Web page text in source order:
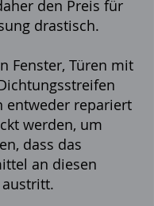
den Preis für
drastisch.
Fenster, Türen mit
entweder repariert
werden, um
dass das
an diesen